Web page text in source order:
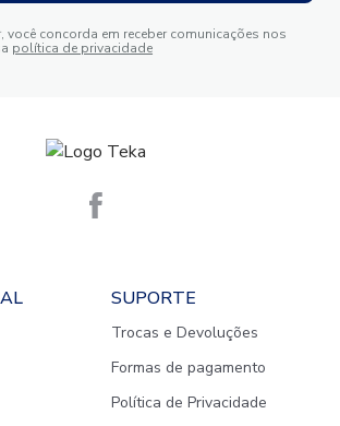
você concorda em receber comunicações nos
política de privacidade
SUPORTE
Trocas e Devoluções
Formas de pagamento
Política de Privacidade